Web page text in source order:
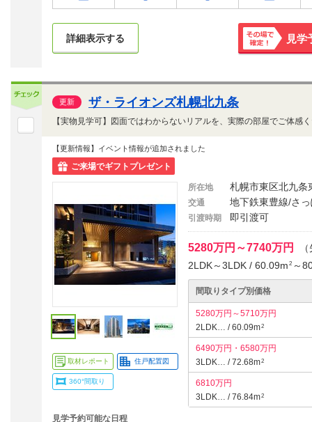
詳細表示する
その場で
見学
更新 ザ・ライオンズ札幌北九条
【更新情報】イベント情報が追加されました
ご来場でギフトプレゼント
取材レポート 住戸配置図
360°間取り
所在地 札幌市東区北九条
交通 地下鉄東豊線/さ
引渡時期 即引渡可
5280万円～7740万円
（
2LDK～3LDK / 60.09m 2 ～
間取りタイプ別価格
5280万円～5710万円
2LDK… / 60.09m2
6490万円・6580万円
3LDK… / 72.68m2
6810万円
3LDK… / 76.84m2
見学予約可能な日程